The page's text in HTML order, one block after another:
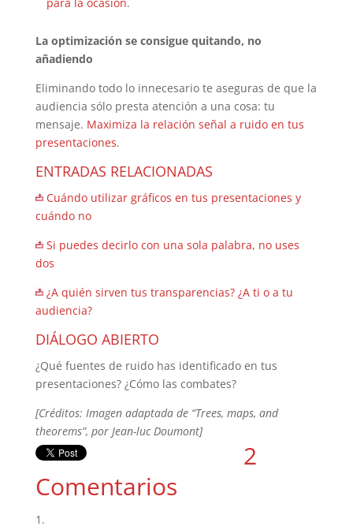
La optimización se consigue quitando, no
añadiendo
Eliminando todo lo innecesario te aseguras de que la
audiencia sólo presta atención a una cosa: tu
mensaje. Maximiza la relación señal a ruido en tus
presentaciones.
ENTRADAS RELACIONADAS
Cuándo utilizar gráficos en tus presentaciones y
cuándo no
Si puedes decirlo con una sola palabra, no uses
dos
¿A quién sirven tus transparencias? ¿A ti o a tu
audiencia?
DIÁLOGO ABIERTO
¿Qué fuentes de ruido has identificado en tus
presentaciones? ¿Cómo las combates?
[Créditos: Imagen adaptada de “Trees, maps, and
theorems”, por Jean-luc Doumont]
2
Comentarios